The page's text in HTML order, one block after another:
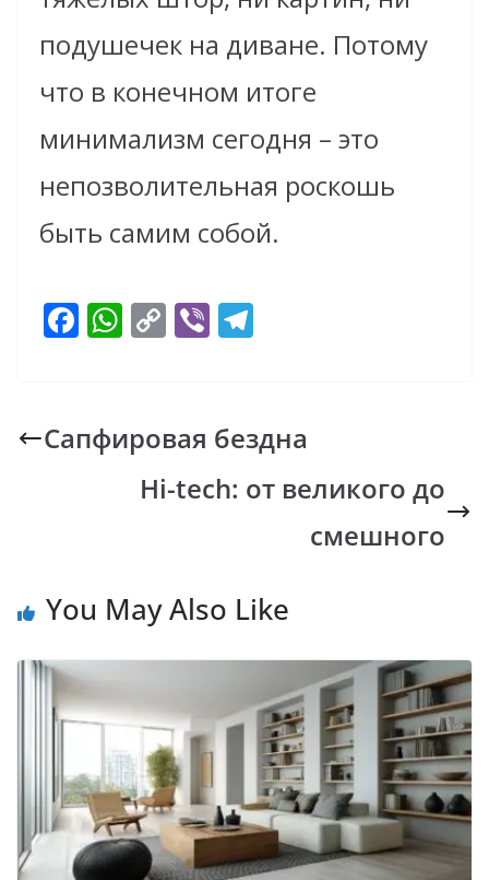
подушечек на диване. Потому
что в конечном итоге
минимализм сегодня – это
непозволительная роскошь
быть самим собой.
F
b
o
W
s
A
p
C
y
Li
n
Vi
gr
a
m
Сапфировая бездна
Hi-tech: от великого до
смешного
You May Also Like